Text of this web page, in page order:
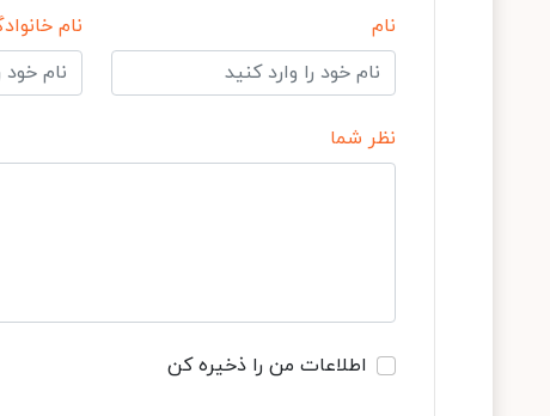
نام نام
نظر شما
اطلاعات من را ذخیره کن